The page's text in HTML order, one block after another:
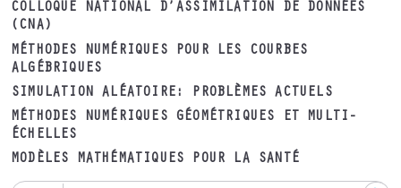
COLLOQUE NATIONAL D’ASSIMILATION DE DONNÉES
(CNA)
MÉTHODES NUMÉRIQUES POUR LES COURBES
ALGÉBRIQUES
SIMULATION ALÉATOIRE: PROBLÈMES ACTUELS
MÉTHODES NUMÉRIQUES GÉOMÉTRIQUES ET MULTI-
ÉCHELLES
MODÈLES MATHÉMATIQUES POUR LA SANTÉ